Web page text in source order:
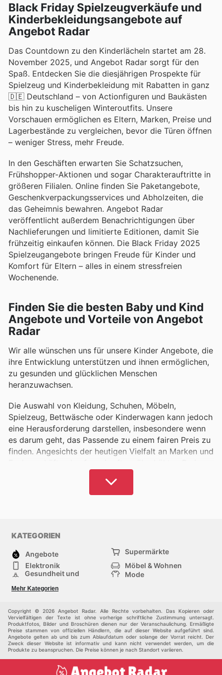
Black Friday Spielzeugverkäufe und
Kinderbekleidungsangebote auf
Angebot Radar
Das Countdown zu den Kinderlächeln startet am 28.
November 2025, und Angebot Radar sorgt für den
Spaß. Entdecken Sie die diesjährigen Prospekte für
Spielzeug und Kinderbekleidung mit Rabatten in ganz
🇩🇪 Deutschland – von Actionfiguren und Baukästen
bis hin zu kuscheligen Winteroutfits. Unsere
Vorschauen ermöglichen es Eltern, Marken, Preise und
Lagerbestände zu vergleichen, bevor die Türen öffnen
– weniger Stress, mehr Freude.
In den Geschäften erwarten Sie Schatzsuchen,
Frühshopper-Aktionen und sogar Charakterauftritte in
größeren Filialen. Online finden Sie Paketangebote,
Geschenkverpackungsservices und Abholzeiten, die
das Geheimnis bewahren. Angebot Radar
veröffentlicht außerdem Benachrichtigungen über
Nachlieferungen und limitierte Editionen, damit Sie
frühzeitig einkaufen können. Die Black Friday 2025
Spielzeugangebote bringen Freude für Kinder und
Komfort für Eltern – alles in einem stressfreien
Wochenende.
Finden Sie die besten Baby und Kind
Angebote und Vorteile von Angebot
Radar
Wir alle wünschen uns für unsere Kinder Angebote, die
ihre Entwicklung unterstützen und ihnen ermöglichen,
zu gesunden und glücklichen Menschen
heranzuwachsen.
Die Auswahl von Kleidung, Schuhen, Möbeln,
Spielzeug, Bettwäsche oder Kinderwagen kann jedoch
eine Herausforderung darstellen, insbesondere wenn
es darum geht, das Passende zu einem fairen Preis zu
finden. Angesichts der heutigen Vielfalt an Marken und
ein, was durch einen einfachen und effizienten
Vergleich vermieden werden könnte.
Mit einem umfassenden Verzeichnis von Katalogen
und Kindersortimenten in Deutschland können Sie Ihre
Einkäufe souverän tätigen und sicher sein, stets die
besten Produkte zu den niedrigsten Marktpreisen zu
Unser Treueprogramm ermöglicht es Ihnen, bei jedem
Einkauf Vorteile zu sammeln und exklusive Prämien zu
erhalten. Die Suchfunktion hilft Ihnen, bevorzugte
Händler zu finden und neue, spannende Artikel zu
entdecken, damit Ihre Kinder alles bekommen, was sie
KATEGORIEN
Angebote
Supermärkte
Elektronik
Möbel & Wohnen
Gesundheit und
Mode
Sportartikel und
Sportbekleidung
Einkaufzentren
Andere
Mehr Kategorien
Copyright © 2026 Angebot Radar. Alle Rechte vorbehalten. Das Kopieren oder
Vervielfältigen der Texte ist ohne vorherige schriftliche Zustimmung untersagt.
Produktfotos, Bilder und Broschüren dienen nur der Veranschaulichung. Ermäßigte
Preise stammen von offiziellen Händlern, die auf dieser Website aufgeführt sind.
Angebote gelten ab und bis zum Ablaufdatum oder solange der Vorrat reicht. Der
Zweck dieser Website ist informativ und kann nicht verwendet werden, um die
Produkte zu beanspruchen. Die Preise können je nach Standort variieren.